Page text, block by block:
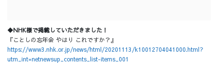
◆NHK様で掲載していただきました！
『ことしの忘年会 やはり これですか？』
https://www3.nhk.or.jp/news/html/20201113/k10012704041000.html?
utm_int=netnewsup_contents_list-items_001